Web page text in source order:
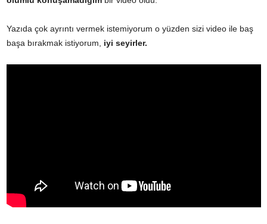
Yazıda çok ayrıntı vermek istemiyorum o yüzden sizi video ile baş
başa bırakmak istiyorum, iyi seyirler.